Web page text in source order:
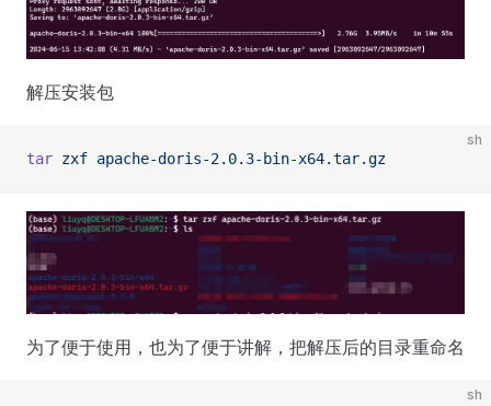
解压安装包
sh
tar zxf apache-doris-2.0.3-bin-x64.tar.gz
为了便于使用，也为了便于讲解，把解压后的目录重命名
sh